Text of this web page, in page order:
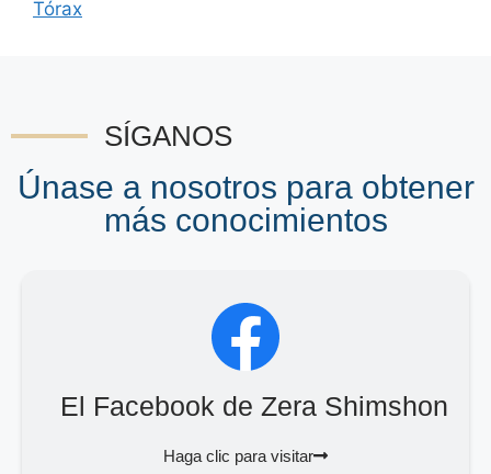
Tórax
SÍGANOS
Únase a nosotros para obtener
más conocimientos
El Facebook de Zera Shimshon
Haga clic para visitar